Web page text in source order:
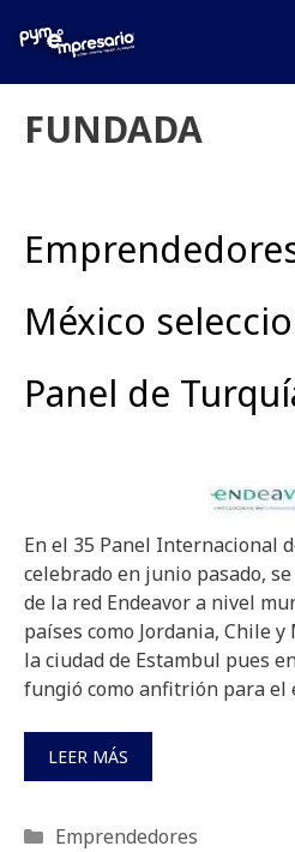
FUNDADA
México
Panel de
En el 35 Panel Internacional
celebrado en junio pasado,
de la red Endeavor a nivel
países como Jordania, Chile
la ciudad de Estambul pues
fungió como anfitrión para el
LEER MÁS
Categorías
Emprendedores